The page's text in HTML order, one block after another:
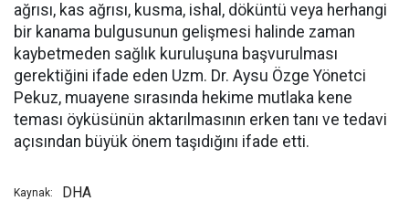
ağrısı, kas ağrısı, kusma, ishal, döküntü veya herhangi
bir kanama bulgusunun gelişmesi halinde zaman
kaybetmeden sağlık kuruluşuna başvurulması
gerektiğini ifade eden Uzm. Dr. Aysu Özge Yönetci
Pekuz, muayene sırasında hekime mutlaka kene
teması öyküsünün aktarılmasının erken tanı ve tedavi
açısından büyük önem taşıdığını ifade etti.
Kaynak: DHA